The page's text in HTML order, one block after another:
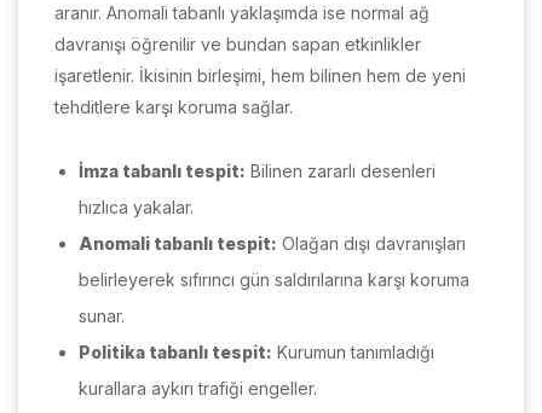
aranır. Anomali tabanlı yaklaşımda ise normal ağ
davranışı öğrenilir ve bundan sapan etkinlikler
işaretlenir. İkisinin birleşimi, hem bilinen hem de yeni
tehditlere karşı koruma sağlar.
İmza tabanlı tespit: Bilinen zararlı desenleri
hızlıca yakalar.
Anomali tabanlı tespit: Olağan dışı davranışları
belirleyerek sıfırıncı gün saldırılarına karşı koruma
sunar.
Politika tabanlı tespit: Kurumun tanımladığı
kurallara aykırı trafiği engeller.